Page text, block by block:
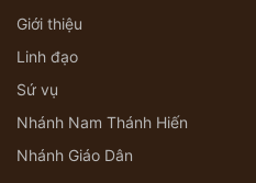
Giới thiệu
Linh đạo
Sứ vụ
Nhánh Nam Thánh Hiến
Nhánh Giáo Dân